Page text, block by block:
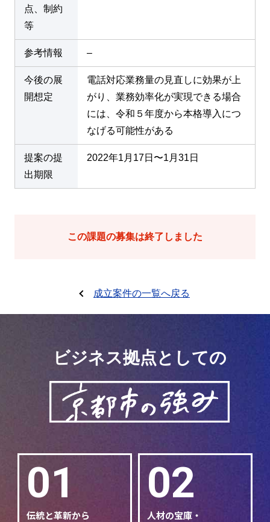
点、制約
等
参考情報 –
今後の展
開想定
電話対応業務量の見直しに効果が上
がり、業務効率化が実現できる場合
には、令和５年度から本格導入につ
なげる可能性がある
提案の提
出期限
2022年1月17日〜1月31日
この課題の募集は終了しました
成立案件の一覧へ戻る
ビジネス拠点としての
01
伝統と革新から
02
人材の宝庫・